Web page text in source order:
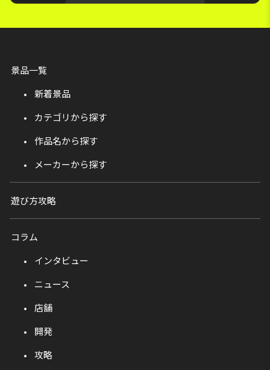
景品一覧
新着景品
カテゴリから探す
作品名から探す
メーカーから探す
遊び方攻略
コラム
インタビュー
ニュース
店舗
開発
攻略